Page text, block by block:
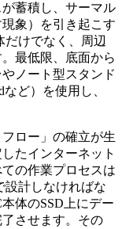
蓄積し、サーマル
象）を引き起こす
だけでなく、周辺
最低限、底面から
ノート型スタンド
など）を使用し、
ロー」の確立が生
たインターネット
の作業プロセスは
設計しなければな
体のSSD上にデー
させます。その